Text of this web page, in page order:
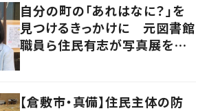
自分の町の「あれはなに？」を
見つけるきっかけに 元図書館
職員ら住民有志が写真展を企
【倉敷市・真備】住民主体の防